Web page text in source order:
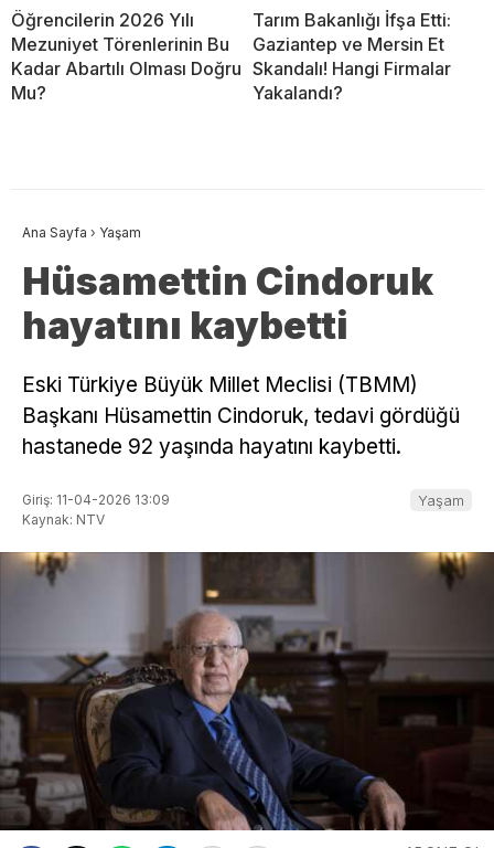
Öğrencilerin 2026 Yılı
Mezuniyet Törenlerinin Bu
Kadar Abartılı Olması Doğru
Mu?
Tarım Bakanlığı İfşa Etti:
Gaziantep ve Mersin Et
Skandalı! Hangi Firmalar
Yakalandı?
Ana Sayfa › Yaşam
Hüsamettin Cindoruk
hayatını kaybetti
Eski Türkiye Büyük Millet Meclisi (TBMM)
Başkanı Hüsamettin Cindoruk, tedavi gördüğü
hastanede 92 yaşında hayatını kaybetti.
Giriş: 11-04-2026 13:09
Kaynak: NTV
Yaşam